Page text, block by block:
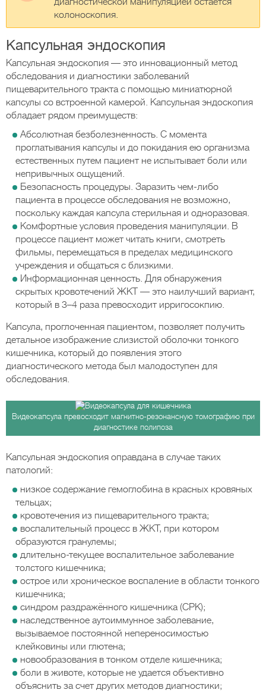
колоноскопия.
Капсульная эндоскопия
Капсульная эндоскопия — это инновационный метод
обследования и диагностики заболеваний
пищеварительного тракта с помощью миниатюрной
капсулы со встроенной камерой. Капсульная эндоскопия
обладает рядом преимуществ:
Абсолютная безболезненность. С момента
проглатывания капсулы и до покидания ею организма
естественных путем пациент не испытывает боли или
непривычных ощущений.
Безопасность процедуры. Заразить чем-либо
пациента в процессе обследования не возможно,
поскольку каждая капсула стерильная и одноразовая.
Комфортные условия проведения манипуляции. В
процессе пациент может читать книги, смотреть
фильмы, перемещаться в пределах медицинского
учреждения и общаться с близкими.
Информационная ценность. Для обнаружения
скрытых кровотечений ЖКТ — это наилучший вариант,
который в 3–4 раза превосходит ирригосокпию.
Капсула, проглоченная пациентом, позволяет получить
детальное изображение слизистой оболочки тонкого
кишечника, который до появления этого
диагностического метода был малодоступен для
обследования.
Видеокапсула превосходит магнитно-резонансную томографию при
диагностике полипоза
Капсульная эндоскопия оправдана в случае таких
патологий:
низкое содержание гемоглобина в красных кровяных
тельцах;
кровотечения из пищеварительного тракта;
воспалительный процесс в ЖКТ, при котором
образуются гранулемы;
длительно-текущее воспалительное заболевание
толстого кишечника;
острое или хроническое воспаление в области тонкого
кишечника;
синдром раздражённого кишечника (СРК);
наследственное аутоиммунное заболевание,
вызываемое постоянной непереносимостью
клейковины или глютена;
новообразования в тонком отделе кишечника;
боли в животе, которые не удается объективно
объяснить за счет других методов диагностики;